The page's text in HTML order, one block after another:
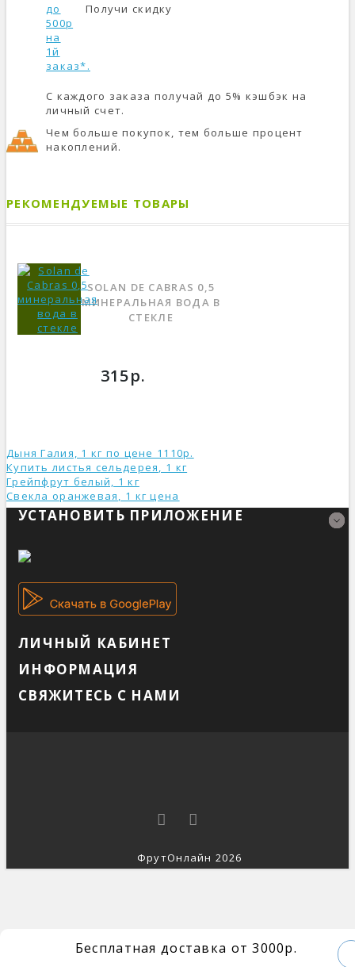
Бесплатная доставка от 3000р.
Получи скидку
до
500р
на
1й
заказ*.
С каждого заказа получай до 5% кэшбэк на
личный счет.
Чем больше покупок, тем больше процент
накоплений.
РЕКОМЕНДУЕМЫЕ ТОВАРЫ
SOLAN DE CABRAS 0,5
МИНЕРАЛЬНАЯ ВОДА В
СТЕКЛЕ
315р.
Дыня Галия, 1 кг по цене 1110р.
Купить листья сельдерея, 1 кг
Грейпфрут белый, 1 кг
Свекла оранжевая, 1 кг ценa
УСТАНОВИТЬ ПРИЛОЖЕНИЕ
ЛИЧНЫЙ КАБИНЕТ
ИНФОРМАЦИЯ
СВЯЖИТЕСЬ С НАМИ
ФрутОнлайн 2026